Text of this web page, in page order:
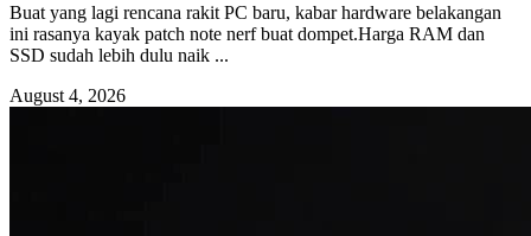
Buat yang lagi rencana rakit PC baru, kabar hardware belakangan
ini rasanya kayak patch note nerf buat dompet.Harga RAM dan
SSD sudah lebih dulu naik ...
August 4, 2026